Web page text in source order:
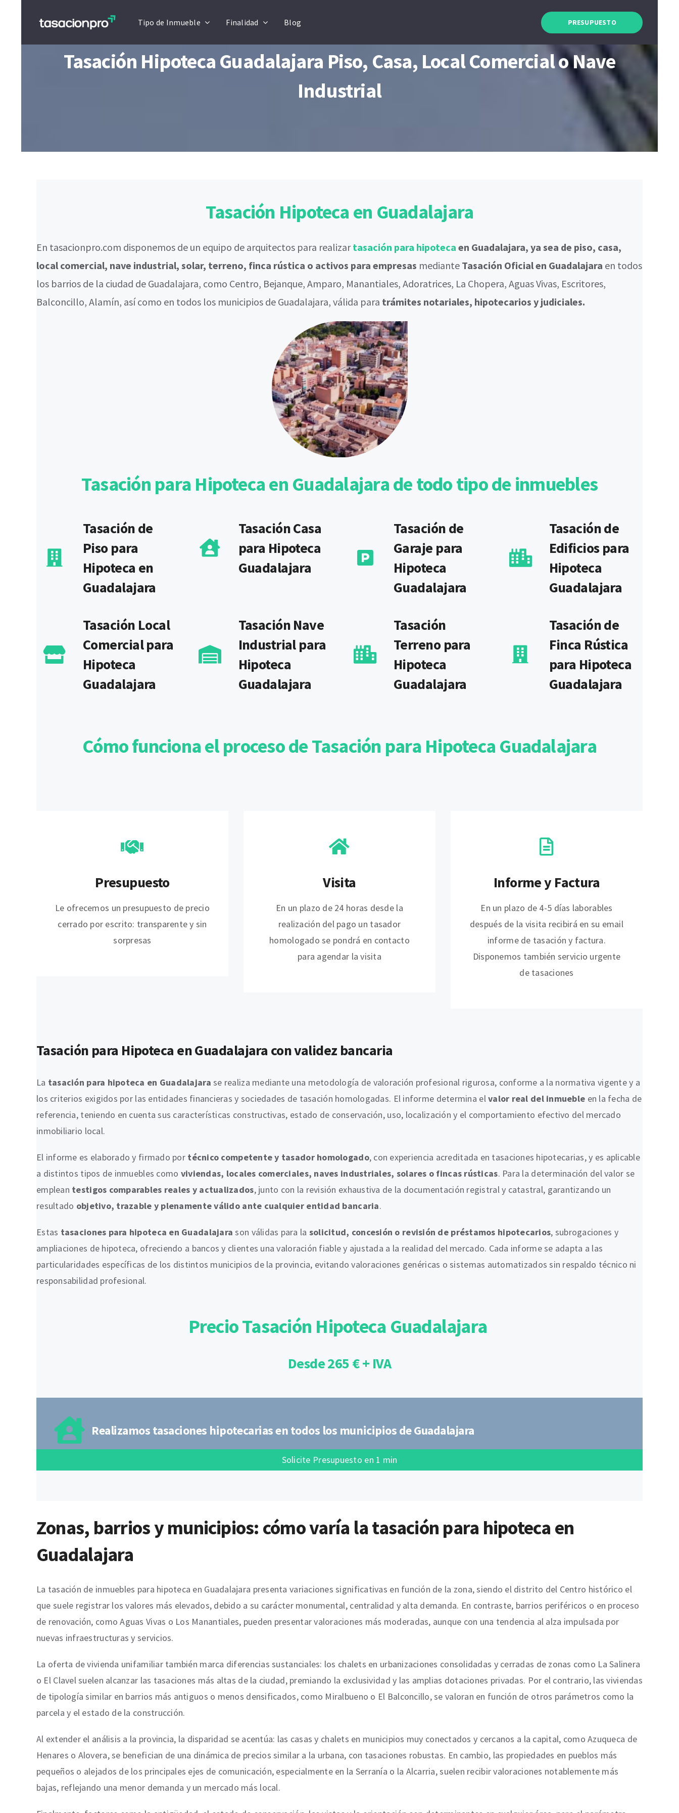
Tipo de Inmueble Finalidad Blog PRESUPUESTO
Tasación Hipoteca Guadalajara Piso, Casa, Local Comercial o Nave
Industrial
Tasación Hipoteca en Guadalajara
En tasacionpro.com disponemos de un equipo de arquitectos para realizartasación para hipoteca en Guadalajara, ya sea de piso, casa,
local comercial, nave industrial, solar, terreno, finca rústica o activos para empresas mediante Tasación Oficial en Guadalajara en todos
los barrios de la ciudad de Guadalajara, como Centro, Bejanque, Amparo, Manantiales, Adoratrices, La Chopera, Aguas Vivas, Escritores,
Balconcillo, Alamín, así como en todos los municipios de Guadalajara, válida para trámites notariales, hipotecarios y judiciales.
Tasación para Hipoteca en Guadalajara de todo tipo de inmuebles
Tasación de
Piso para
Hipoteca en
Guadalajara
Tasación Casa
para Hipoteca
Guadalajara
Tasación de
Garaje para
Hipoteca
Guadalajara
Tasación de
Edificios para
Hipoteca
Guadalajara
Tasación Local
Comercial para
Hipoteca
Guadalajara
Tasación Nave
Industrial para
Hipoteca
Guadalajara
Tasación
Terreno para
Hipoteca
Guadalajara
Tasación de
Finca Rústica
para Hipoteca
Guadalajara
Cómo funciona el proceso de Tasación para Hipoteca Guadalajara
Presupuesto
Le ofrecemos un presupuesto de precio
cerrado por escrito: transparente y sin
sorpresas
Visita
En un plazo de 24 horas desde la
realización del pago un tasador
homologado se pondrá en contacto
para agendar la visita
Informe y Factura
En un plazo de 4-5 días laborables
después de la visita recibirá en su email
informe de tasación y factura.
Disponemos también servicio urgente
de tasaciones
Tasación para Hipoteca en Guadalajara con validez bancaria
La tasación para hipoteca en Guadalajara se realiza mediante una metodología de valoración profesional rigurosa, conforme a la normativa vigente y a
los criterios exigidos por las entidades financieras y sociedades de tasación homologadas. El informe determina elvalor real del inmueble en la fecha de
referencia, teniendo en cuenta sus características constructivas, estado de conservación, uso, localización y el comportamiento efectivo del mercado
inmobiliario local.
El informe es elaborado y firmado por técnico competente y tasador homologado, con experiencia acreditada en tasaciones hipotecarias, y es aplicable
a distintos tipos de inmuebles como viviendas, locales comerciales, naves industriales, solares o fincas rústicas. Para la determinación del valor se
emplean testigos comparables reales y actualizados, junto con la revisión exhaustiva de la documentación registral y catastral, garantizando un
resultado objetivo, trazable y plenamente válido ante cualquier entidad bancaria.
Estas tasaciones para hipoteca en Guadalajara son válidas para la solicitud, concesión o revisión de préstamos hipotecarios, subrogaciones y
ampliaciones de hipoteca, ofreciendo a bancos y clientes una valoración fiable y ajustada a la realidad del mercado. Cada informe se adapta a las
particularidades específicas de los distintos municipios de la provincia, evitando valoraciones genéricas o sistemas automatizados sin respaldo técnico ni
responsabilidad profesional.
Precio Tasación Hipoteca Guadalajara
Desde 265 € + IVA
Realizamos tasaciones hipotecarias en todos los municipios de Guadalajara
Solicite Presupuesto en 1 min
Zonas, barrios y municipios: cómo varía la tasación para hipoteca en
Guadalajara
La tasación de inmuebles para hipoteca en Guadalajara presenta variaciones significativas en función de la zona, siendo el distrito del Centro histórico el
que suele registrar los valores más elevados, debido a su carácter monumental, centralidad y alta demanda. En contraste, barrios periféricos o en proceso
de renovación, como Aguas Vivas o Los Manantiales, pueden presentar valoraciones más moderadas, aunque con una tendencia al alza impulsada por
nuevas infraestructuras y servicios.
La oferta de vivienda unifamiliar también marca diferencias sustanciales: los chalets en urbanizaciones consolidadas y cerradas de zonas como La Salinera
o El Clavel suelen alcanzar las tasaciones más altas de la ciudad, premiando la exclusividad y las amplias dotaciones privadas. Por el contrario, las viviendas
de tipología similar en barrios más antiguos o menos densificados, como Miralbueno o El Balconcillo, se valoran en función de otros parámetros como la
parcela y el estado de la construcción.
Al extender el análisis a la provincia, la disparidad se acentúa: las casas y chalets en municipios muy conectados y cercanos a la capital, como Azuqueca de
Henares o Alovera, se benefician de una dinámica de precios similar a la urbana, con tasaciones robustas. En cambio, las propiedades en pueblos más
pequeños o alejados de los principales ejes de comunicación, especialmente en la Serranía o la Alcarria, suelen recibir valoraciones notablemente más
bajas, reflejando una menor demanda y un mercado más local.